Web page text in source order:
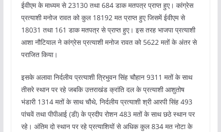
ईवीएम के माध्यम से 23130 तथा 684 डाक मतपत्र प्राप्त हुए। कांग्रेस
प्रत्याशी मनोज रावत को कुल 18192 मत प्राप्त हुए जिसमें ईवीएम से
18031 तथा 161 डाक मतपत्र से प्राप्त हुए। इस तरह भाजपा प्रत्याशी
आशा नौटियाल ने कांग्रेस प्रत्याशी मनोज रावत को 5622 मतों के अंतर से
पराजित किया।
इसके अलावा निर्दलीय प्रत्याशी त्रिभुवन सिंह चौहान 9311 मतों के साथ
तीसरे स्थान पर रहे जबकि उत्तराखंड क्रांति दल के प्रत्याशी आशुतोष
भंडारी 1314 मतों के साथ चौथे, निर्दलीय प्रत्याशी श्री आरपी सिंह 493
पांचवें तथा पीपीआई (डी) के प्रदीप रोशन 483 मतों के साथ छठे स्थान पर
रहे। अंतिम दो स्थान पर रहे प्रत्याशियों से अधिक कुल 834 मत नोटा के